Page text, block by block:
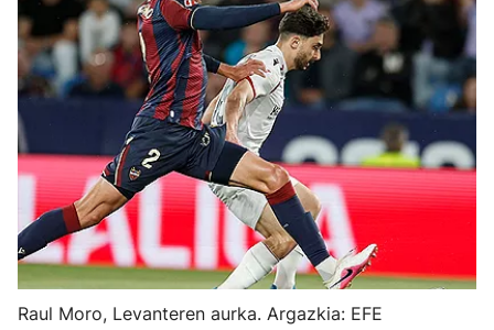
Herri-kirolak
Eskubaloia
Kirolak 360
Atletismoa
Mendi-lasterketak
Raul Moro, Levanteren aurka. Argazkia: EFE